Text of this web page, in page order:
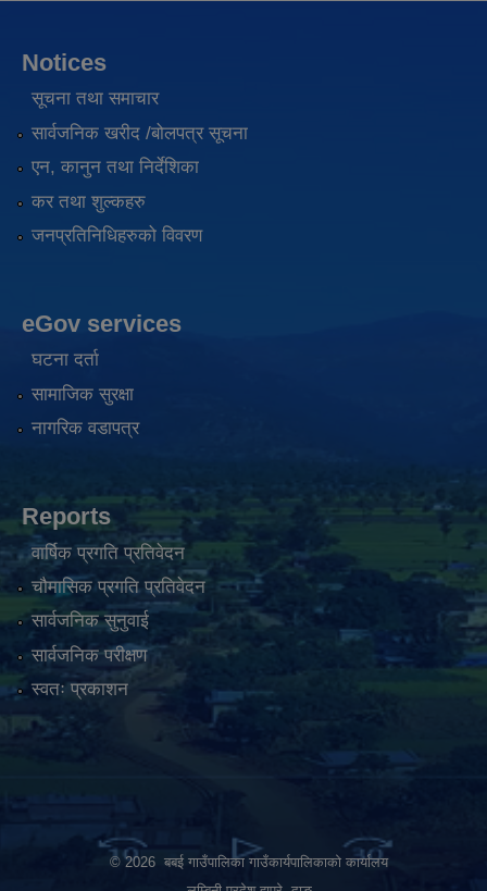
Notices
सूचना तथा समाचार
सार्वजनिक खरीद /बोलपत्र सूचना
एन, कानुन तथा निर्देशिका
कर तथा शुल्कहरु
जनप्रतिनिधिहरुको विवरण
eGov services
घटना दर्ता
सामाजिक सुरक्षा
नागरिक वडापत्र
Reports
वार्षिक प्रगति प्रतिवेदन
चौमासिक प्रगति प्रतिवेदन
सार्वजनिक सुनुवाई
सार्वजनिक परीक्षण
स्वतः प्रकाशन
© 2026 बबई गाउँपालिका गाउँकार्यपालिकाकाे कार्यालय